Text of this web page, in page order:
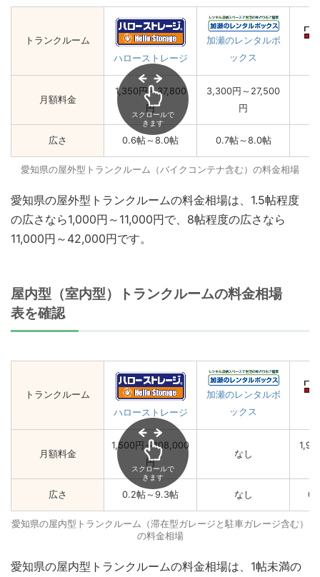
トランクルーム
ハローストレージ
加瀬のレンタルボ
ックス
月額料金
1,350円～37,800
円
3,300円～27,500
円
広さ 0.6帖～8.0帖 0.7帖～8.0帖
スクロールで
きます
愛知県の屋外型トランクルーム（バイクコンテナ含む）の料金相場
愛知県の屋外型トランクルームの料金相場は、1.5帖程度
の広さなら1,000円～11,000円で、8帖程度の広さなら
11,000円～42,000円です。
屋内型（室内型）トランクルームの料金相場
表を確認
トランクルーム
ハローストレージ
加瀬のレンタルボ
ックス
月額料金
1,500円～108,000
円
なし
広さ 0.2帖～9.3帖 なし
スクロールで
きます
愛知県の屋内型トランクルーム（滞在型ガレージと駐車ガレージ含む）
の料金相場
愛知県の屋内型トランクルームの料金相場は、1帖未満の